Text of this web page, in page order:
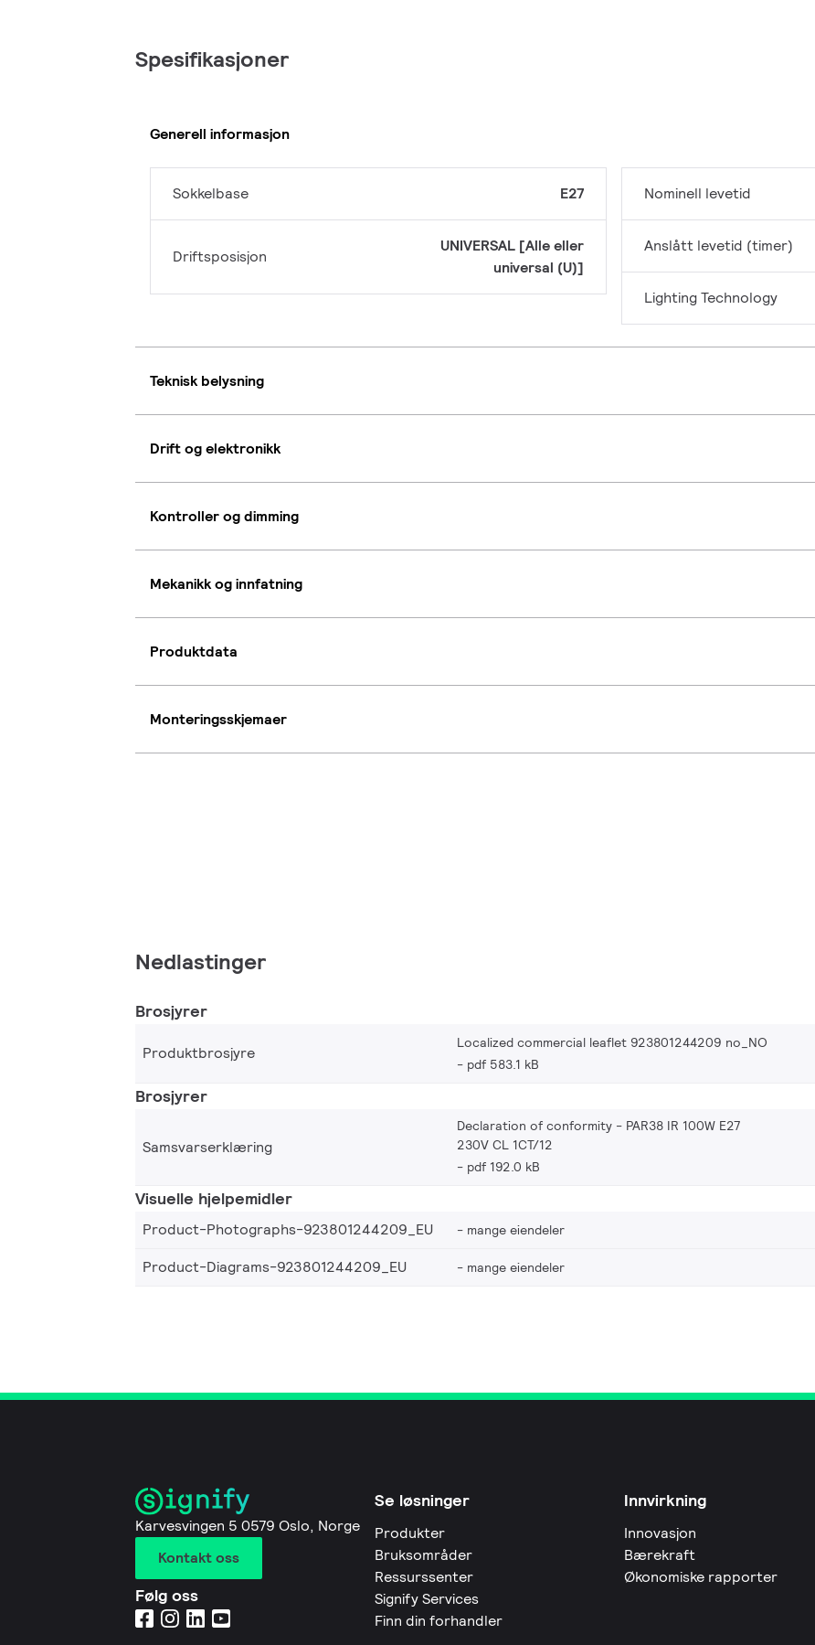
Spesifikasjoner
Generell informasjon
Sokkelbase E27
Driftsposisjon
UNIVERSAL [Alle eller
universal (U)]
Nominell levetid
Anslått levetid (timer)
Lighting Technology
Teknisk belysning
Drift og elektronikk
Kontroller og dimming
Mekanikk og innfatning
Produktdata
Monteringsskjemaer
Nedlastinger
Brosjyrer
Produktbrosjyre
Localized commercial leaflet 923801244209 no_NO
pdf 583.1 kB
Brosjyrer
Samsvarserklæring
Declaration of conformity - PAR38 IR 100W E27
230V CL 1CT/12
pdf 192.0 kB
Visuelle hjelpemidler
Product-Photographs-923801244209_EU mange eiendeler
Product-Diagrams-923801244209_EU
mange eiendeler
Karvesvingen 5 0579 Oslo, Norge
Kontakt oss
Følg oss
Se løsninger
Produkter
Bruksområder
Ressurssenter
Signify Services
Finn din forhandler
Innvirkning
Innovasjon
Bærekraft
Økonomiske rapporter